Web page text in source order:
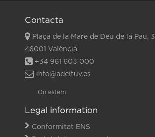
Contacta
Plaça de la Mare de Déu de la Pau, 3
46001 València
+34 961 603 000
info@adeituv.es
On estem
Legal information
Conformitat ENS